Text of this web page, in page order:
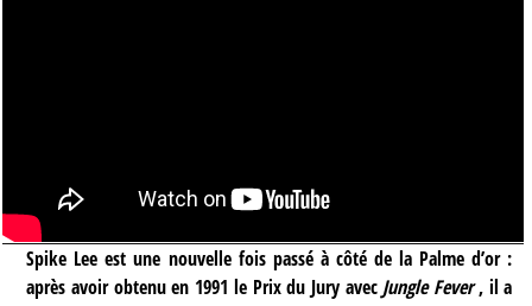
Spike Lee est une nouvelle fois passé à côté de la Palme d’or :
après avoir obtenu en 1991 le Prix du Jury avec Jungle Fever , il a